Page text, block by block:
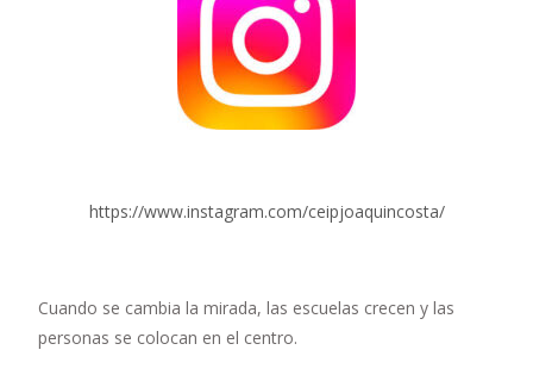
https://www.instagram.com/ceipjoaquincosta/
Cuando se cambia la mirada, las escuelas crecen y las
personas se colocan en el centro.